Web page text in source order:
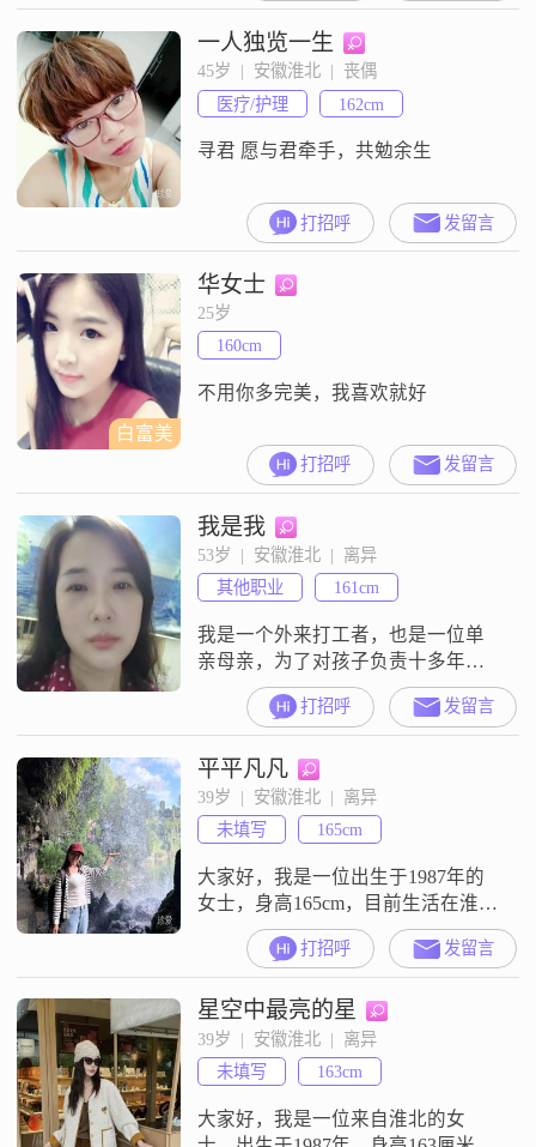
学历是高中及以下，但我相信，生
活中的经验和努力比学历更重要。
我性格稳重可靠，责任感强，成熟
稳重。在生活中，我注重家庭和朋
友的感受，愿意为他们付出。我认
为，一个家庭的幸福和和谐是最重
一人独览一生
45岁  |  安徽淮北  |  丧偶
医疗/护理
162cm
寻君 愿与君牵手，共勉余生
打招呼 发留言
白富美
华女士
25岁
160cm
不用你多完美，我喜欢就好
打招呼 发留言
我是我
53岁  |  安徽淮北  |  离异
其他职业
161cm
我是一个外来打工者，也是一位单
亲母亲，为了对孩子负责十多年了
我一直靠打工养大两个儿子，我有
两个儿子，小儿子现在上大学，介
意的勿打扰！
打招呼 发留言
平平凡凡
39岁  |  安徽淮北  |  离异
未填写
165cm
大家好，我是一位出生于1987年的
女士，身高165cm，目前生活在淮北
##3002##我拥有大学本科学历，在
一家不错的公司工作，月收入在
5001到8000元之间##3002##我性格
乐观积极，总是相信事情会朝好的
方向发展##3002##在生活和工作
中，我有着很强的责任感，无论是
对待家人还是同事，我都会尽心尽
力去做好每一
打招呼 发留言
星空中最亮的星
39岁  |  安徽淮北  |  离异
未填写
163cm
大家好，我是一位来自淮北的女